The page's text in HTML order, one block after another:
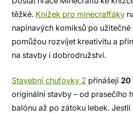
těžké. Knížek pro minecrafťáky
napínavých komiksů po
pomůžou rozvíjet kreativitu a
na stavby i dobrodružství.
Stavební chuťovky 2 přinášejí 20
originální stavby – od prasečího
balónu až po zátoku lebek.